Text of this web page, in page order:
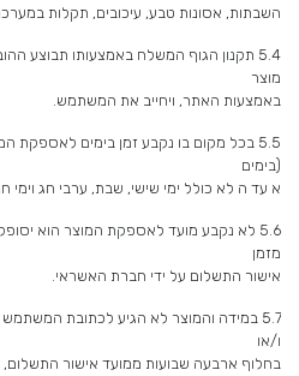
השבתות, אסונות טבע, עיכובים, תקלות
5.4 תקנון הגוף המשלח באמצעותו תבוצע
מוצר
באמצעות האתר, ויחייב את המשתמש.
5.5 בכל מקום בו נקבע זמן בימים לאספקת
(בימים
א עד ה לא כולל ימי שישי, שבת, ערבי חג וימי
מזמן
אישור התשלום על ידי חברת האשראי.
5.7 במידה והמוצר לא הגיע לכתובת
ו/או
בחלוף ארבעה שבועות ממועד אישור התשלום,